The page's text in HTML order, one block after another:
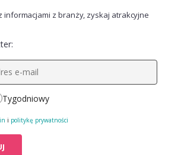
informacjami z branży, zyskaj atrakcyjne
Tygodniowy
i politykę prywatności